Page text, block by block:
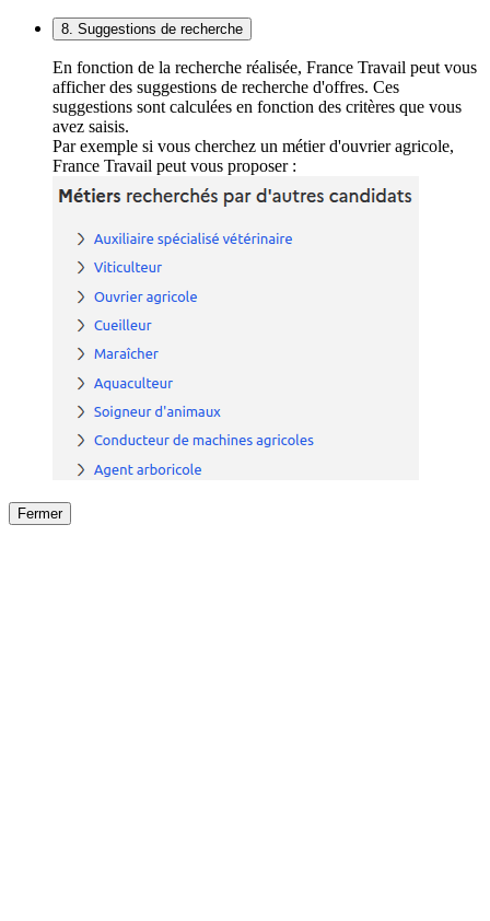
8. Suggestions de recherche
En fonction de la recherche réalisée, France Travail peut vous
afficher des suggestions de recherche d'offres. Ces
suggestions sont calculées en fonction des critères que vous
avez saisis.
Par exemple si vous cherchez un métier d'ouvrier agricole,
France Travail peut vous proposer :
Fermer